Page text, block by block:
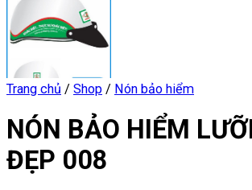
Trang chủ / Shop / Nón bảo hiểm
NÓN BẢO HIỂM
ĐẸP 008